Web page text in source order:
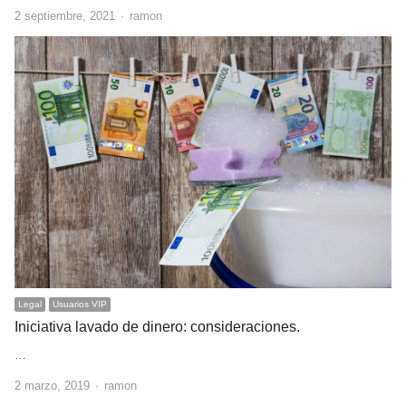
2 septiembre, 2021 Author
ramon
Legal Usuarios VIP
Iniciativa lavado de dinero: consideraciones.
2 marzo, 2019 Author
ramon